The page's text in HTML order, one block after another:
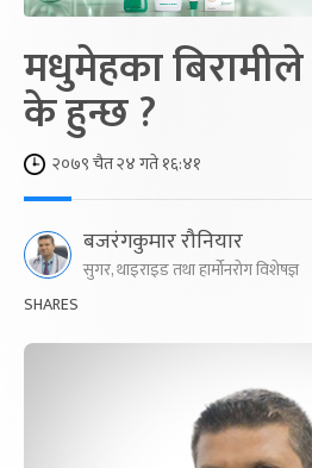
मधुमेहका बिरामीले
के हुन्छ ?
२०७९ चैत २४ गते १६:४१
बजरंगकुमार रौनियार
सुगर, थाइराइड तथा हार्मोनरोग विशेषज्ञ
SHARES